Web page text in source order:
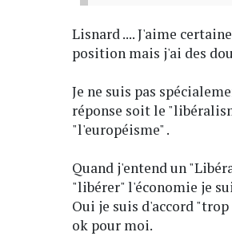
Lisnard .... J'aime
position mais j'ai des
Je ne suis pas
réponse soit le
"l'européisme" .
Quand j'entend un
"libérer" l'économie je
Oui je suis d'accord
ok pour moi.